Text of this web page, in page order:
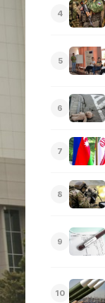
4
5
6
7
8
9
10